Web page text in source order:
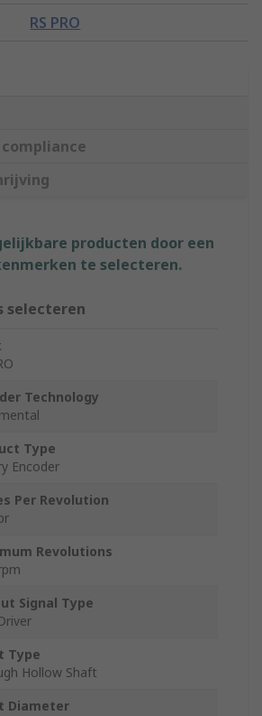
RS PRO
producten door een
te selecteren.
selecteren
Technology
Type
Encoder
Per Revolution
Revolutions
Signal Type
Type
Hollow Shaft
Diameter